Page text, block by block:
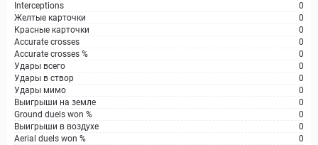
Interceptions
0
Желтые карточки
0
Красные карточки
0
Accurate crosses
0
Accurate crosses %
0
Удары всего
0
Удары в створ
0
Удары мимо
0
Выигрыши на земле
0
Ground duels won %
0
Выигрыши в воздухе
0
Aerial duels won %
0